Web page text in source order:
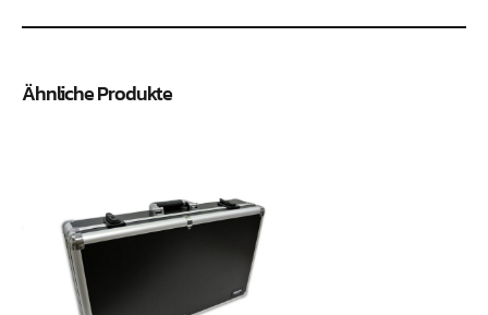
Ähnliche Produkte